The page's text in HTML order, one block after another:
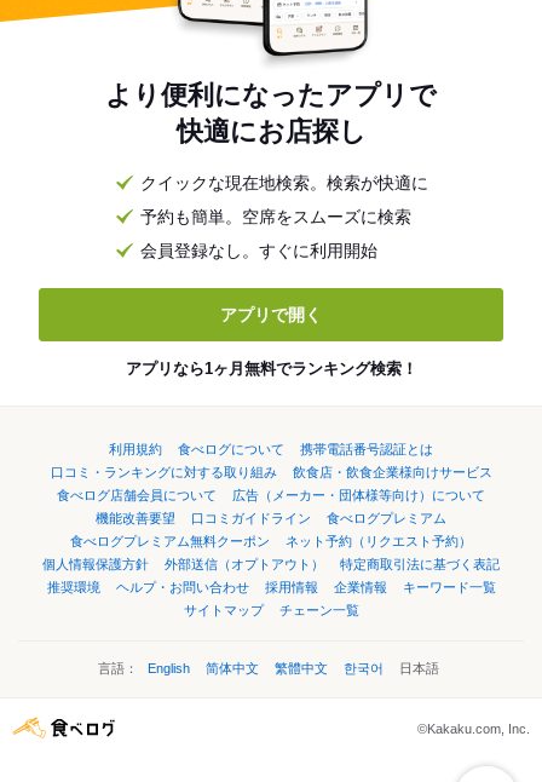
より便利になったアプリで
快適にお店探し
クイックな現在地検索。検索が快適に
予約も簡単。空席をスムーズに検索
会員登録なし。すぐに利用開始
アプリで開く
アプリなら1ヶ月無料でランキング検索！
利用規約 食べログについて
携帯電話番号認証とは
口コミ・ランキングに対する取り組み
飲食店・飲食企業様向けサービス
食べログ店舗会員について
広告（メーカー・団体様等向け）について
機能改善要望
口コミガイドライン
食べログプレミアム
食べログプレミアム無料クーポン
ネット予約（リクエスト予約）
個人情報保護方針
外部送信（オプトアウト）
特定商取引法に基づく表記
推奨環境
ヘルプ・お問い合わせ 採用情報 企業情報
キーワード一覧
サイトマップ
チェーン一覧
言語： English 简体中文 繁體中文 한국어 日本語
©Kakaku.com, Inc.